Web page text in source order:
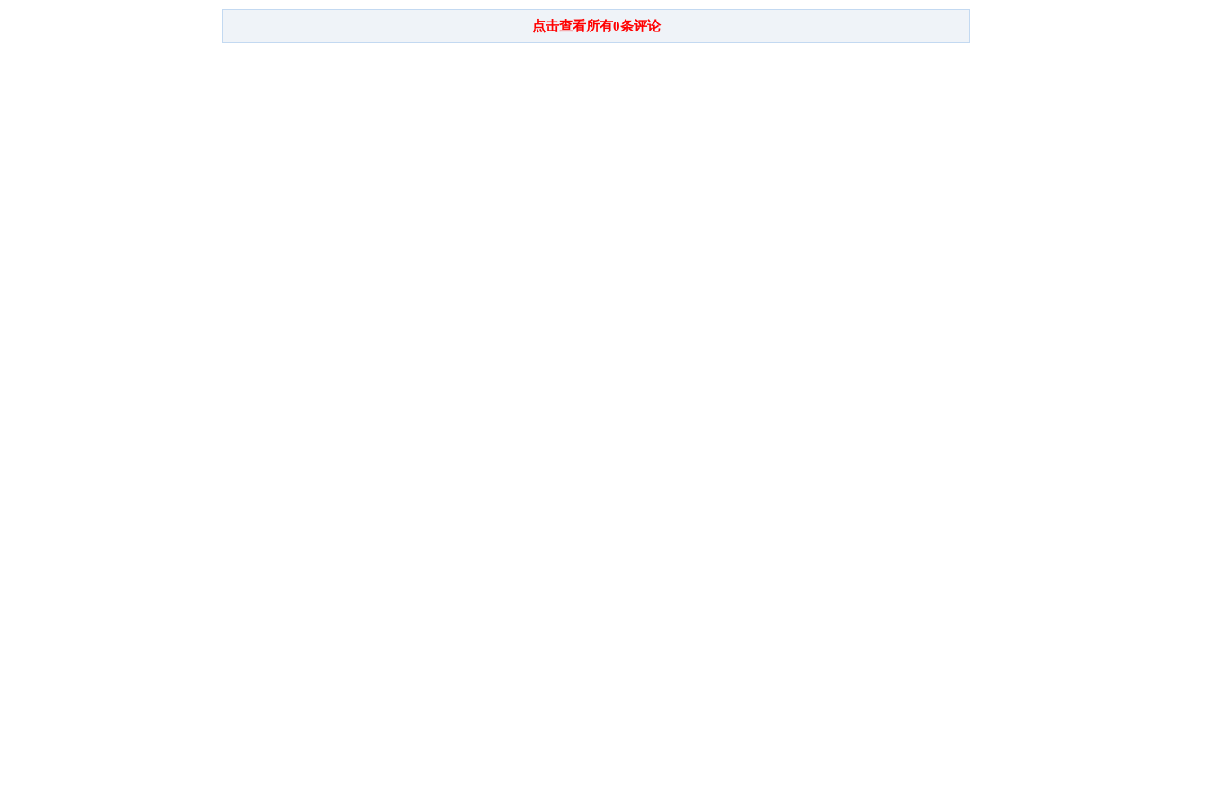
点击查看所有0条评论